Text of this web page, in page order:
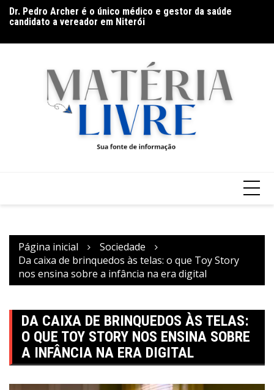
para
conteúdo
Dr. Pedro Archer é o único médico e gestor da saúde
candidato a vereador em Niterói
Grupontapé e no CEU Shopping Park
Página inicial
Sociedade
Da caixa de brinquedos às telas: o que Toy Story
nos ensina sobre a infância na era digital
DA CAIXA DE BRINQUEDOS ÀS TELAS:
O QUE TOY STORY NOS ENSINA SOBRE
A INFÂNCIA NA ERA DIGITAL